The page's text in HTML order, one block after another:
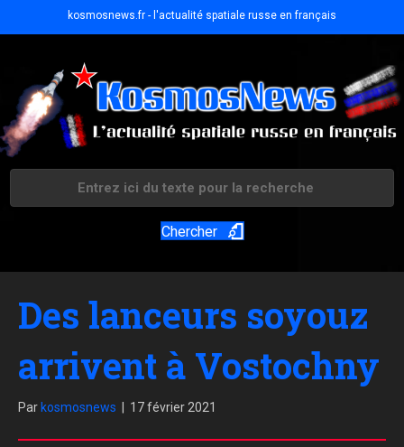
kosmosnews.fr - l'actualité spatiale russe en français
Chercher
Des lanceurs soyouz
arrivent à Vostochny
Par kosmosnews 17 février 2021